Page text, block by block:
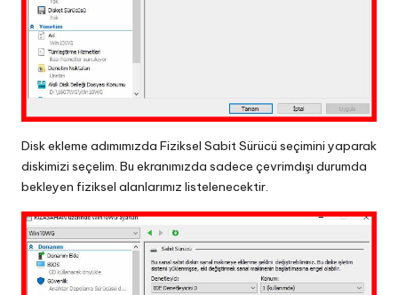
Disk ekleme adımımızda Fiziksel Sabit Sürücü seçimini yaparak
diskimizi seçelim. Bu ekranımızda sadece çevrimdışı durumda
bekleyen fiziksel alanlarımız listelenecektir.